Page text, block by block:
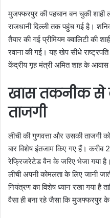
मुजफ्फरपुर की पहचान बन चुकी शाही
राजधानी दिल्ली तक पहुंच गई है।
तैयार की गई प्रीमियम क्वालिटी की
रवाना की गई। यह खेप सीधे
केंद्रीय गृह मंत्री अमित शाह के आवास
खास तकनीक से
ताजगी
लीची की गुणवत्ता और उसकी
बार विशेष इंतजाम किए गए हैं।
रेफ्रिजरेटेड वैन के जरिए भेजा गया है।
लीची अपनी कोमलता के लिए जानी
नियंत्रण का विशेष ध्यान रखा गया है
वैसा ही बना रहे जैसा कि मुजफ्फरपुर के